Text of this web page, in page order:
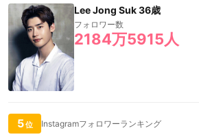
Lee Jong Suk 36歳
フォロワー数
2184万5915人
5位 Instagramフォロワーランキング